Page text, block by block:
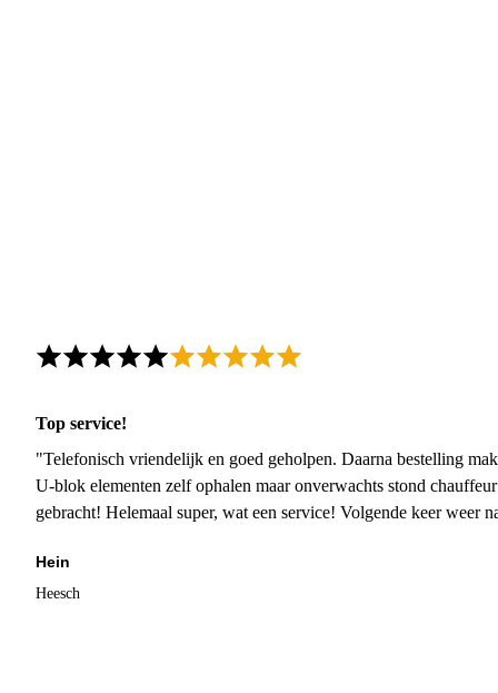
Top service!
"Telefonisch vriendelijk en goed geholpen. Daarna bestelling
U-blok elementen zelf ophalen maar onverwachts stond
gebracht! Helemaal super, wat een service! Volgende keer weer
Hein
Heesch